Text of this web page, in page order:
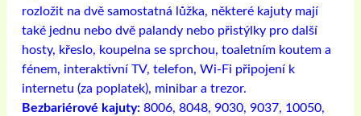
rozložit na dvě samostatná lůžka, některé kajuty mají
také jednu nebo dvě palandy nebo přistýlky pro další
hosty, křeslo, koupelna se sprchou, toaletním koutem a
fénem, ​​interaktivní TV, telefon, Wi-Fi připojení k
internetu (za poplatek), minibar a trezor.
Bezbariérové ​​kajuty: 8006, 8048, 9030, 9037, 10050,